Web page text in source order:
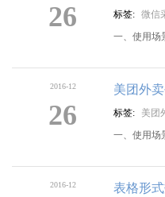
26 标签: 微信
一、使用场
2016-12
26
美团外
标签:
美团
一、使用场
2016-12 表格形